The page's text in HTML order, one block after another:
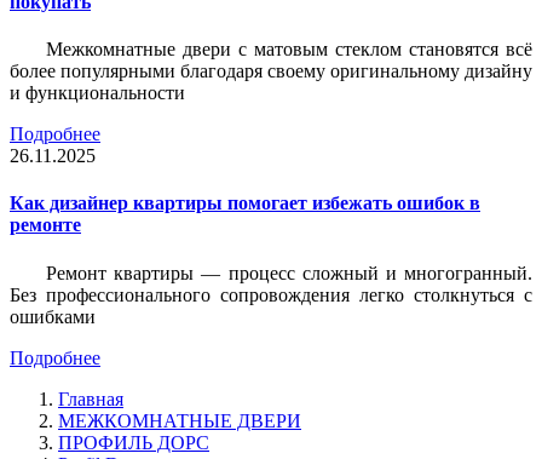
Межкомнатные двери с матовым стеклом становятся всё
более популярными благодаря своему оригинальному дизайну
и функциональности
Подробнее
26.11.2025
Как дизайнер квартиры помогает избежать ошибок в
ремонте
Ремонт квартиры — процесс сложный и многогранный.
Без профессионального сопровождения легко столкнуться с
ошибками
Подробнее
Главная
МЕЖКОМНАТНЫЕ ДВЕРИ
ПРОФИЛЬ ДОРС